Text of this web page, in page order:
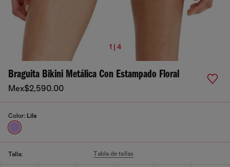
1 | 4
Braguita Bikini Metálica Con Estampado Floral
Mex$2,590.00
Color: Lila
Talla: Tabla de tallas